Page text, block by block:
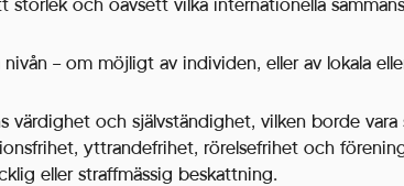
– om möjligt av individen, eller av lokala
värdighet och självständighet, vilken borde vara
yttrandefrihet, rörelsefrihet och
eller straffmässig beskattning.